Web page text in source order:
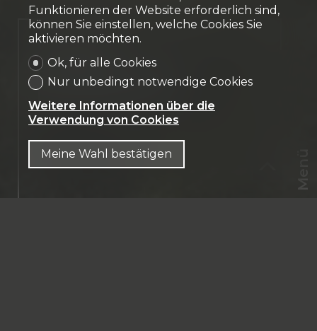
Verkauft
Einfamilienhaus
La Roche FR
Funktionieren der Website erforderlich sind,
können Sie einstellen, welche Cookies Sie
aktivieren möchten.
Ok, für alle Cookies
Nur unbedingt notwendige Cookies
Weitere Informationen über die
Verwendung von Cookies
Meine Wahl bestätigen